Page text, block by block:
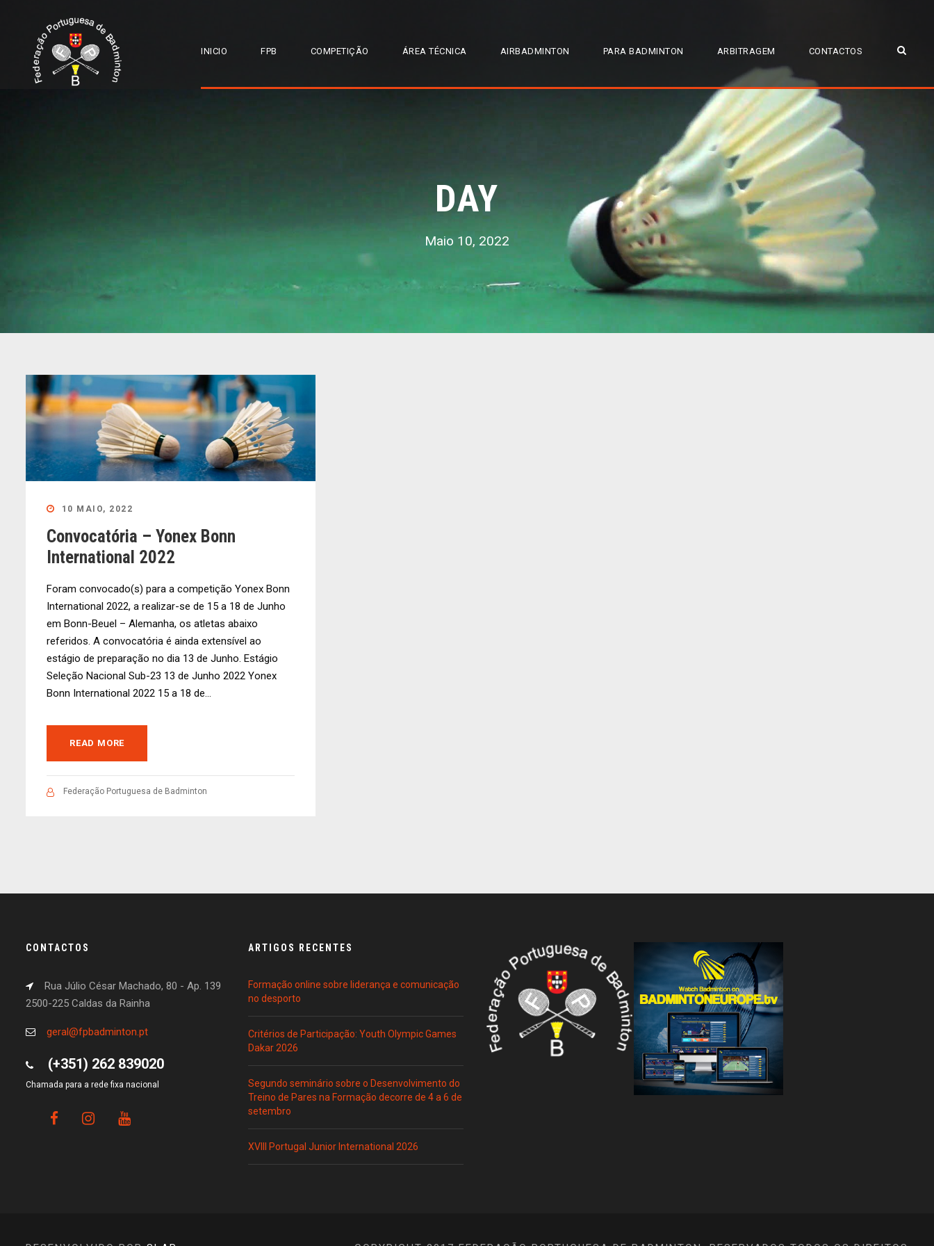
INICIO FPB COMPETIÇÃO ÁREA TÉCNICA AIRBADMINTON PARA BADMINTON ARBITRAGEM CONTACTOS
DAY
Maio 10, 2022
10 MAIO, 2022
Convocatória – Yonex Bonn
International 2022
Foram convocado(s) para a competição Yonex Bonn
International 2022, a realizar-se de 15 a 18 de Junho
em Bonn-Beuel – Alemanha, os atletas abaixo
referidos. A convocatória é ainda extensível ao
estágio de preparação no dia 13 de Junho. Estágio
Seleção Nacional Sub-23 13 de Junho 2022 Yonex
Bonn International 2022 15 a 18 de...
READ MORE
Federação Portuguesa de Badminton
CONTACTOS
Rua Júlio César Machado, 80 - Ap. 139
2500-225 Caldas da Rainha
geral@fpbadminton.pt
(+351) 262 839020
Chamada para a rede fixa nacional
ARTIGOS RECENTES
Formação online sobre liderança e comunicação
no desporto
Critérios de Participação: Youth Olympic Games
Dakar 2026
Segundo seminário sobre o Desenvolvimento do
Treino de Pares na Formação decorre de 4 a 6 de
setembro
XVIII Portugal Junior International 2026